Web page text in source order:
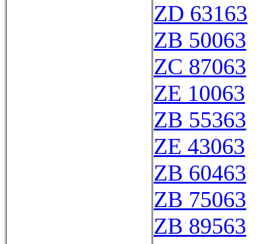
ZD 63163
ZB 50063
ZC 87063
ZE 10063
ZB 55363
ZE 43063
ZB 60463
ZB 75063
ZB 89563